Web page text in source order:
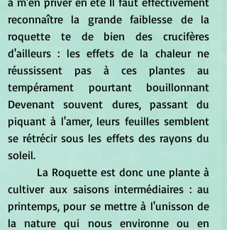
reconnaître la grande faiblesse de la
roquette te de bien des crucifères
d'ailleurs : les effets de la chaleur ne
réussissent pas à ces plantes au
tempérament pourtant bouillonnant
Devenant souvent dures, passant du
piquant à l'amer, leurs feuilles semblent
se rétrécir sous les effets des rayons du
soleil.
cultiver aux saisons intermédiaires : au
printemps, pour se mettre à l'unisson de
la nature qui nous environne ou en